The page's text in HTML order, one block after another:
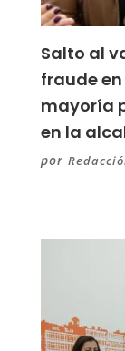
Salto al
fraude en
mayoría
en la
por